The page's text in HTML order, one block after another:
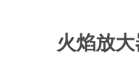
火焰放